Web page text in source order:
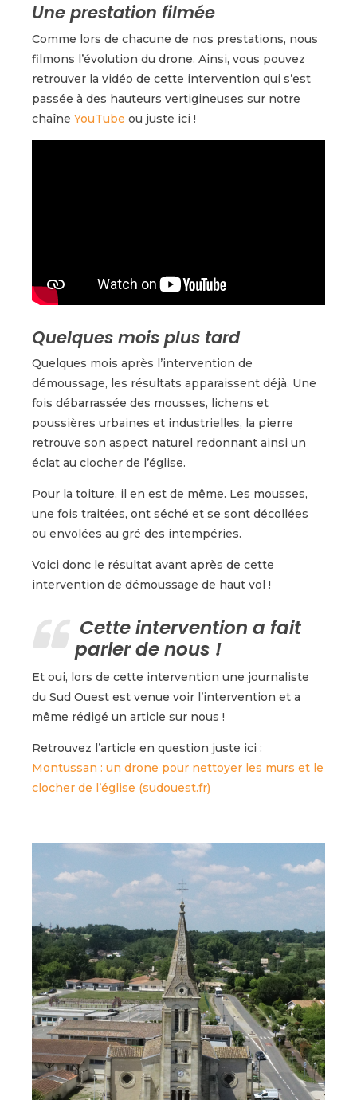
Une prestation filmée
Comme lors de chacune de nos prestations, nous
filmons l’évolution du drone. Ainsi, vous pouvez
retrouver la vidéo de cette intervention qui s’est
passée à des hauteurs vertigineuses sur notre
chaîne YouTube ou juste ici !
Quelques mois plus tard
Quelques mois après l’intervention de
démoussage, les résultats apparaissent déjà. Une
fois débarrassée des mousses, lichens et
poussières urbaines et industrielles, la pierre
retrouve son aspect naturel redonnant ainsi un
éclat au clocher de l’église.
Pour la toiture, il en est de même. Les mousses,
une fois traitées, ont séché et se sont décollées
ou envolées au gré des intempéries.
Voici donc le résultat avant après de cette
intervention de démoussage de haut vol !
Cette intervention a fait
parler de nous !
Et oui, lors de cette intervention une journaliste
du Sud Ouest est venue voir l’intervention et a
même rédigé un article sur nous !
Retrouvez l’article en question juste ici :
Montussan : un drone pour nettoyer les murs et le
clocher de l’église (sudouest.fr)